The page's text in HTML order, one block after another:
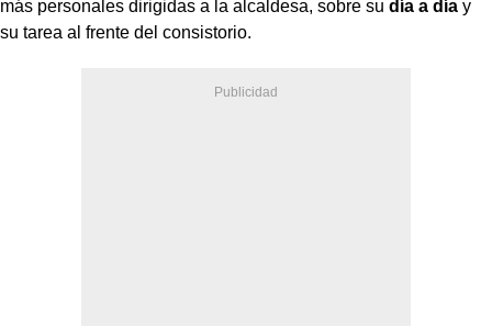
más personales dirigidas a la alcaldesa, sobre su día a día y
su tarea al frente del consistorio.